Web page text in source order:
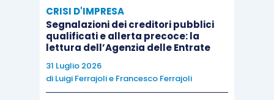
pro-rata di detrazionecome ogni altro
soggetto passivo d’imposta e dunque, secondo le
previsioni di cui agliarticoli 19, comma 5
del D.P.R. 633/1972
CRISI D'IMPRESA
Segnalazioni dei creditori pubblici
qualificati e allerta precoce: la
lettura dell’Agenzia delle Entrate
31 Luglio 2026
di Luigi Ferrajolie Francesco Ferrajoli